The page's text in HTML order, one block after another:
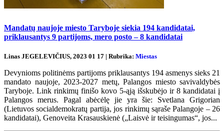
Mandatų naujoje miesto Taryboje siekia 194 kandidatai,
priklausantys 9 partijoms, mero posto – 8 kandidatai
Linas JEGELEVIČIUS, 2023 01 17 | Rubrika: Miestas
Devynioms politinėms partijoms priklausantys 194 asmenys sieks 21
mandato naujoje, 2023-2027 metų, Palangos miesto savivaldybės
Taryboje. Link rinkimų finišo kovo 5-ąją išskubėjo ir 8 kandidatai į
Palangos merus. Pagal abėcėlę jie yra šie: Svetlana Grigorian
(Lietuvos socialdemokratų partija, jos rinkimų sąraše Palangoje – 26
kandidatai), Genoveita Krasauskienė („Laisvė ir teisingumas“, jos...